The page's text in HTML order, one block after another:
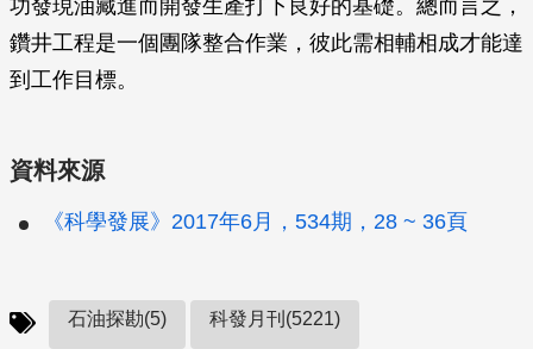
功發現油藏進而開發生產打下良好的基礎。總而言之，
鑽井工程是一個團隊整合作業，彼此需相輔相成才能達
到工作目標。
資料來源
《科學發展》2017年6月，534期，28 ~ 36頁
石油探勘(5) 科發月刊(5221)